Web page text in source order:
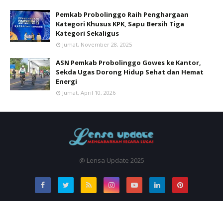
Pemkab Probolinggo Raih Penghargaan
Kategori Khusus KPK, Sapu Bersih Tiga
Kategori Sekaligus
Jumat, November 28, 2025
ASN Pemkab Probolinggo Gowes ke Kantor,
Sekda Ugas Dorong Hidup Sehat dan Hemat
Energi
Jumat, April 10, 2026
@ Lensa Update 2025